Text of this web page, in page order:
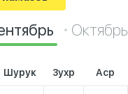
Октябрь
Шурук Зухр Аср